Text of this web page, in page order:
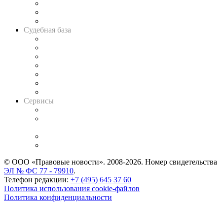
Судебная база
Сервисы
© ООО «Правовые новости». 2008-2026. Номер свидетельства
ЭЛ № ФС 77 - 79910.
Телефон редакции: +7 (495) 645 37 60
Политика использования cookie-файлов
Политика конфиденциальности